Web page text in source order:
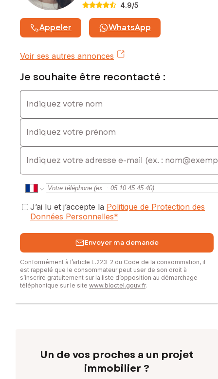
4.9/5
Appeler WhatsApp
Voir ses autres annonces
Je souhaite être recontacté :
Indiquez votre nom
Indiquez votre prénom
E-mail
J’ai lu et j’accepte la Politique de Protection des
Données Personnelles*
Envoyer ma demande
Conformément à l’article L.223-2 du Code de la consommation, il
est rappelé que le consommateur peut user de son droit à
s’inscrire gratuitement sur la liste d’opposition au démarchage
téléphonique sur le site www.bloctel.gouv.fr.
Un de vos proches a un projet
immobilier ?